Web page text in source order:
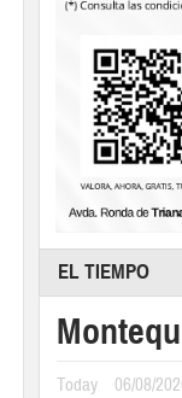
EL TIEMPO
Today 06/08/